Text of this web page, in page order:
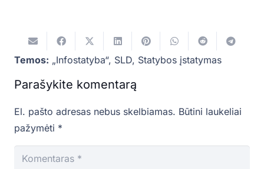
Temos: „Infostatyba“, SLD, Statybos įstatymas
Parašykite komentarą
El. pašto adresas nebus skelbiamas. Būtini laukeliai
pažymėti *